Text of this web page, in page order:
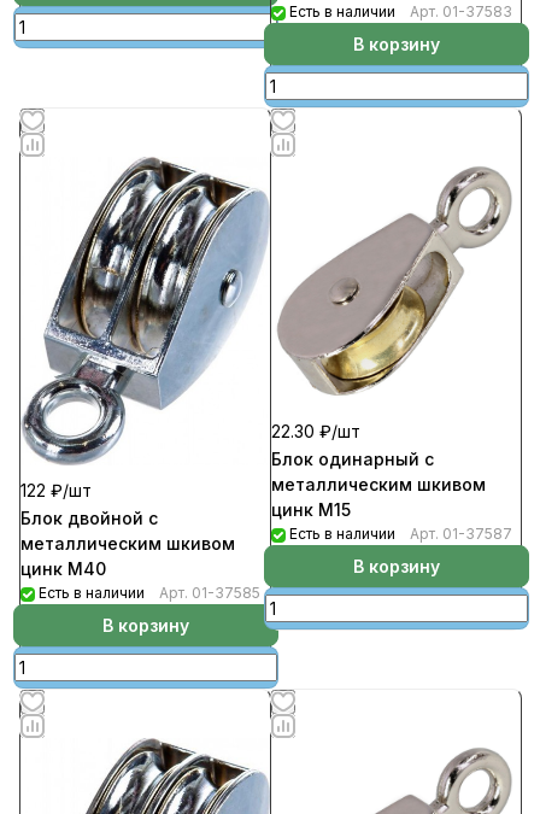
Есть в наличии Арт. 01-37583
В корзину
122 ₽/шт
Блок двойной с
металлическим шкивом
цинк М40
Есть в наличии Арт. 01-37585
В корзину
22.30 ₽/шт
Блок одинарный с
металлическим шкивом
цинк М15
Есть в наличии Арт. 01-37587
В корзину